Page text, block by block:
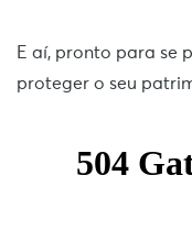
E aí, pronto para se
proteger o seu